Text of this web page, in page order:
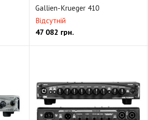
Gallien-Krueger 410
Відсутній
47 082 грн.